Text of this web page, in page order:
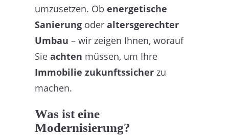
umzusetzen. Ob energetische
Sanierung oder altersgerechter
Umbau – wir zeigen Ihnen, worauf
Sie achten müssen, um Ihre
Immobilie zukunftssicher zu
machen.
Was ist eine
Modernisierung?